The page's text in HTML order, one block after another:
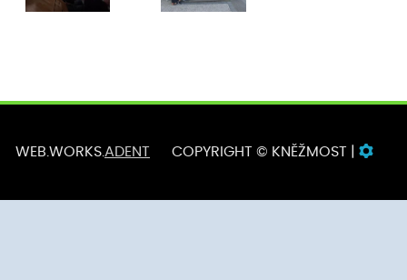
WEB.WORKS. ADENT COPYRIGHT © KNĚŽMOST |